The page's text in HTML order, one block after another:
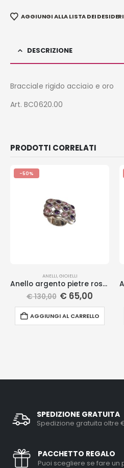
AGGIUNGI ALLA LISTA DEI DESIDERI
DESCRIZIONE
Bracciale rigido acciaio e oro
Art. BC0620.00
PRODOTTI CORRELATI
-50%
ANELLI,GIOIELLI
Anello argento pietre rosa viola
€130,00 € 65,00
AGGIUNGI AL CARRELLO
SPEDIZIONE GRATUITA
Spedizione gratuita oltre
PACCHETTO REGALO
Puoi scegliere se fare un